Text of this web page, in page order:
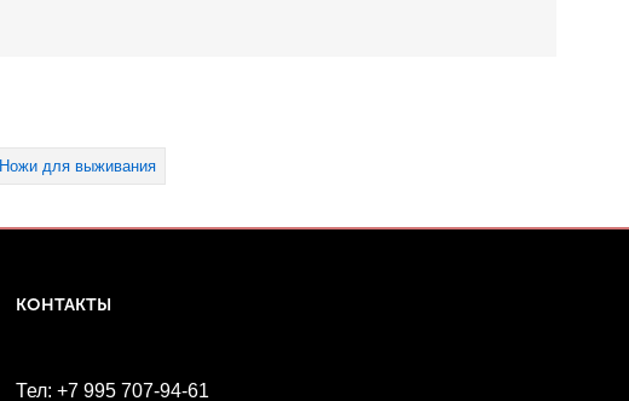
Ножи для выживания
КОНТАКТЫ
Тел: +7 995 707-94-61